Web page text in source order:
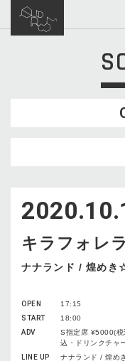
2
3
16
17
23
24
キラフォレ
ナナランド / 煌めき
OPEN
17:15
START
18:00
ADV
S指定席 ¥5000(税
込・ドリンクチャ
LINE UP
ナナランド / 煌め